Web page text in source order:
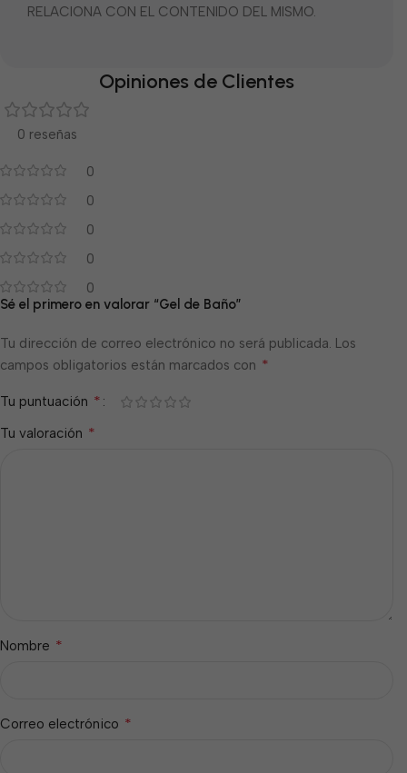
RELACIONA CON EL CONTENIDO DEL MISMO.
Opiniones de Clientes
0 reseñas
0
0
0
0
0
Sé el primero en valorar “Gel de Baño”
Tu dirección de correo electrónico no será publicada. Los
campos obligatorios están marcados con *
Tu puntuación *
Tu valoración *
Nombre *
Correo electrónico *